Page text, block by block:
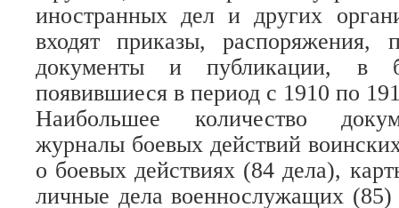
иностранных дел и других
входят приказы, распоряжения,
документы и публикации, в
появившиеся в период с 1910 по
Наибольшее количество
журналы боевых действий
о боевых действиях (84 дела),
личные дела военнослужащих